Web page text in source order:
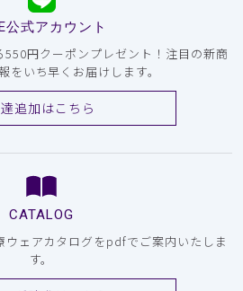
公式アカウント
円クーポンプレゼント！注目の新商
をいち早くお届けします。
追加はこちら
CATALOG
ウェアカタログをpdfでご案内いたしま
す。